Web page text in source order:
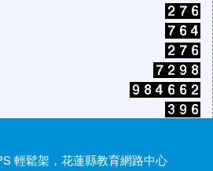
輕鬆架，花蓮縣教育網路中心